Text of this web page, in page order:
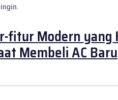
fitur Modern yang
Membeli AC Baru